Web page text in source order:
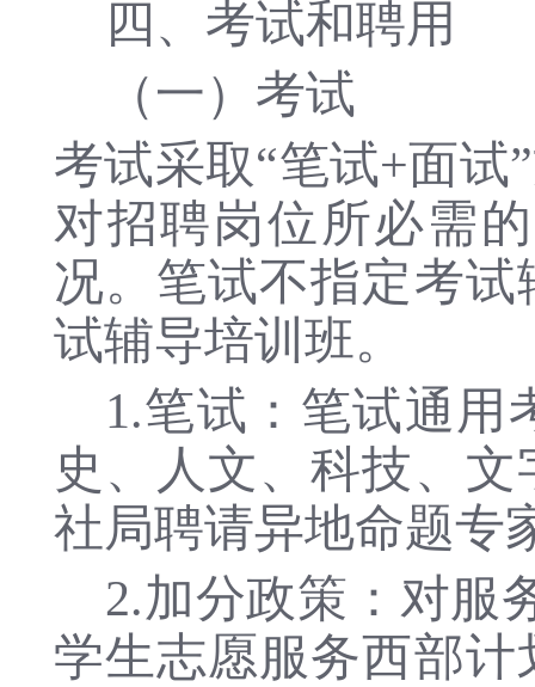
四、考试和聘用
（一）考试
考试采取“笔试+面试
对招聘岗位所必需
况。笔试不指定考
试辅导培训班。
1.笔试：笔试通用
史、人文、科技、
社局聘请异地命题专
2.加分政策：对服
学生志愿服务西部